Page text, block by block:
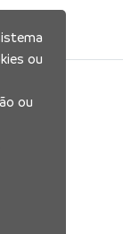
ou
ou